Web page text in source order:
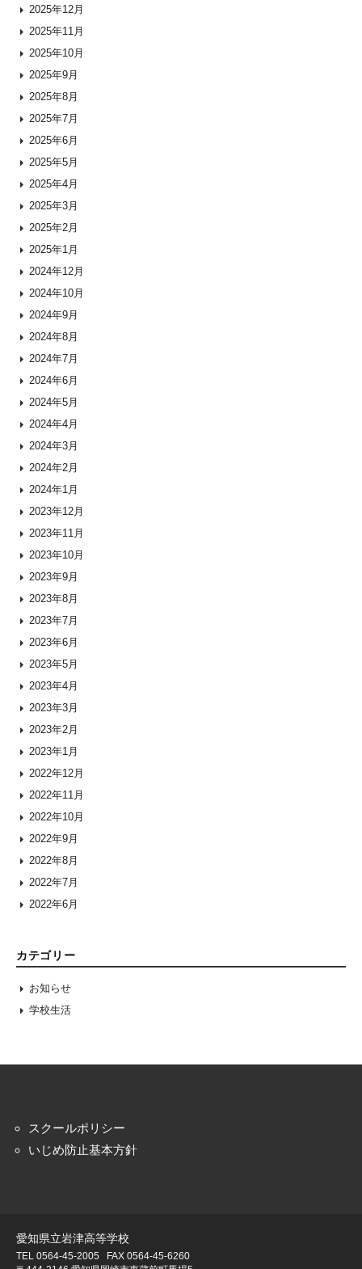
2025年12月
2025年11月
2025年10月
2025年9月
2025年8月
2025年7月
2025年6月
2025年5月
2025年4月
2025年3月
2025年2月
2025年1月
2024年12月
2024年10月
2024年9月
2024年8月
2024年7月
2024年6月
2024年5月
2024年4月
2024年3月
2024年2月
2024年1月
2023年12月
2023年11月
2023年10月
2023年9月
2023年8月
2023年7月
2023年6月
2023年5月
2023年4月
2023年3月
2023年2月
2023年1月
2022年12月
2022年11月
2022年10月
2022年9月
2022年8月
2022年7月
2022年6月
カテゴリー
お知らせ
学校生活
スクールポリシー
いじめ防止基本方針
愛知県立岩津高等学校
TEL 0564-45-2005
FAX 0564-45-6260